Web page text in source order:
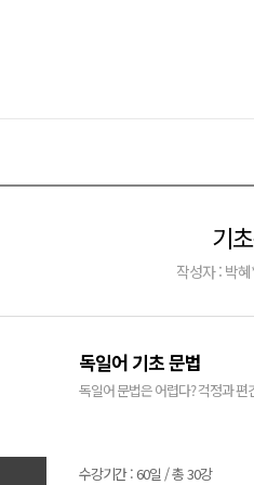
기
작성자 : 박
독일어 기초 문법
독일어 문법은 어렵다? 걱정과
수강기간 : 60일 / 총 30강